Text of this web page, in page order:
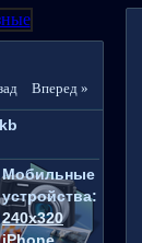
Вперед »
Мобильные
устройства:
240x320